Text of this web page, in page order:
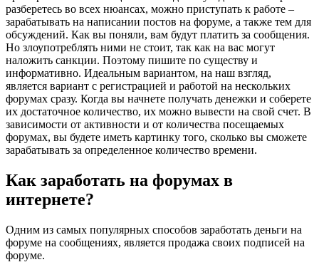
разберетесь во всех нюансах, можно приступать к работе –
зарабатывать на написании постов на форуме, а также тем для
обсуждений. Как вы поняли, вам будут платить за сообщения.
Но злоупотреблять ними не стоит, так как на вас могут
наложить санкции. Поэтому пишите по существу и
информативно. Идеальным вариантом, на наш взгляд,
является вариант с регистрацией и работой на нескольких
форумах сразу. Когда вы начнете получать денежки и соберете
их достаточное количество, их можно вывести на свой счет. В
зависимости от активности и от количества посещаемых
форумах, вы будете иметь картинку того, сколько вы сможете
зарабатывать за определенное количество времени.
Как заработать на форумах в
интернете?
Одним из самых популярных способов заработать деньги на
форуме на сообщениях, является продажа своих подписей на
форуме.